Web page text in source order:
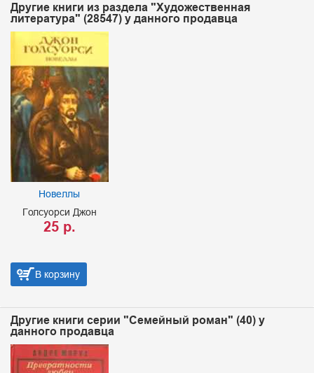
Другие книги из раздела "Художественная
литература" (28547) у данного продавца
Новеллы
Голсуорси Джон
25 р.
В корзину
Другие книги серии "Семейный роман" (40) у
данного продавца